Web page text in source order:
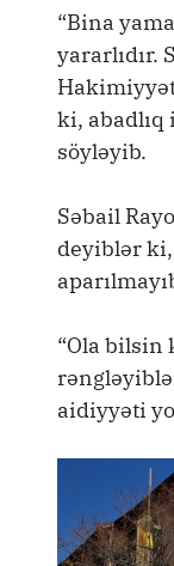
“Bina
yararlıdır.
ki, abadlıq
söyləyib.
Səbail
deyiblər
“Ola bilsin
aidiyyəti